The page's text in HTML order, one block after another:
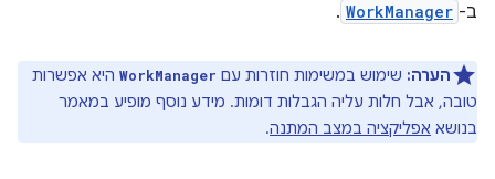
ב- WorkManager
.
הערה: שימוש במשימות חוזרות עם WorkManager היא אפשרות
טובה, אבל חלות עליה הגבלות דומות. מידע נוסף מופיע במאמר
בנושא אפליקציה במצב המתנה.